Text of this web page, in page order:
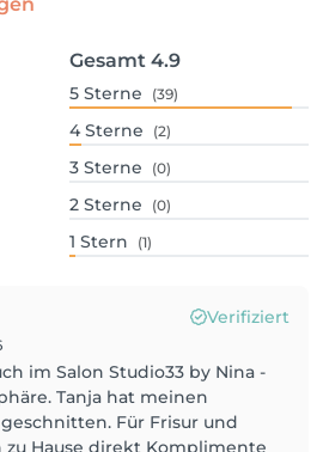
Gesamt 4.9
5 Sterne (39)
4 Sterne (2)
3 Sterne (0)
2 Sterne (0)
1 Stern (1)
Verifiziert
im Salon Studio33 by Nina -
Tanja hat meinen
Für Frisur und
Hause direkt Komplimente